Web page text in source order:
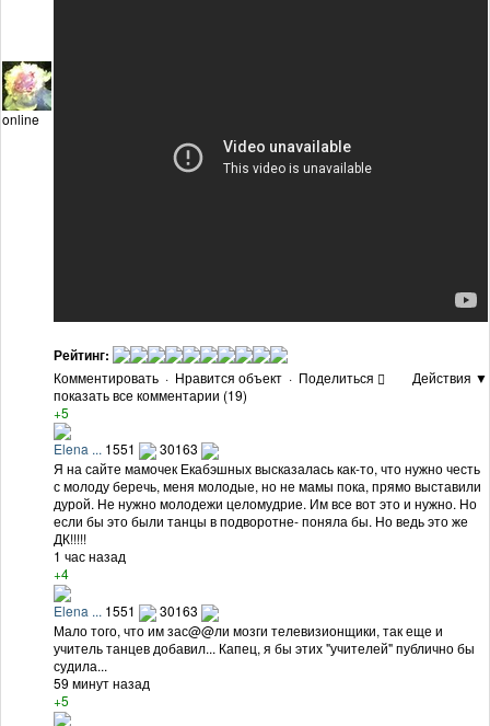
online
Рейтинг:
Комментировать · Нравится объект · Поделиться
Действия ▼
показать все комментарии (19)
+5
Elena ... 1551
30163
Я на сайте мамочек Екабэшных высказалась как-то, что нужно честь
с молоду беречь, меня молодые, но не мамы пока, прямо выставили
дурой. Не нужно молодежи целомудрие. Им все вот это и нужно. Но
если бы это были танцы в подворотне- поняла бы. Но ведь это же
ДК!!!!!
1 час назад
+4
Elena ... 1551
30163
Мало того, что им зас@@ли мозги телевизионщики, так еще и
учитель танцев добавил... Капец, я бы этих "учителей" публично бы
судила...
59 минут назад
+5